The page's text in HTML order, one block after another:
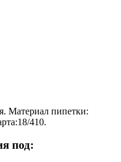
Материал пипетки:
410.
под: